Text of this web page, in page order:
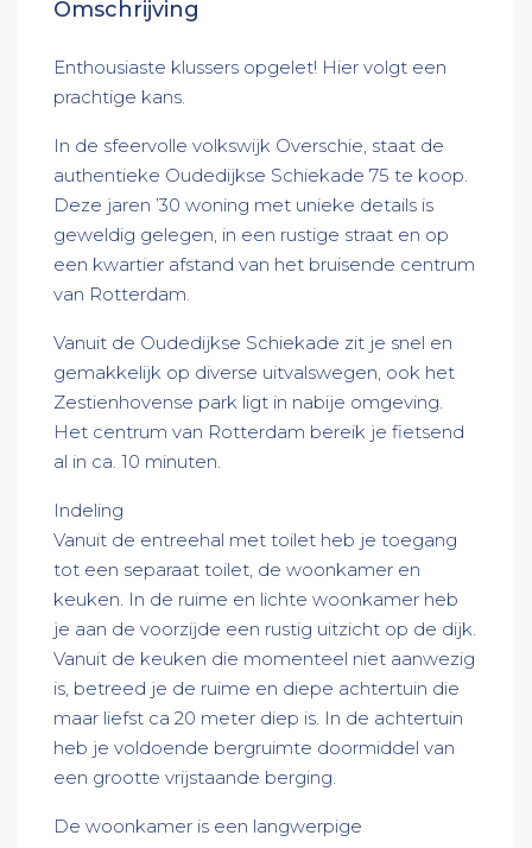
Omschrijving
Enthousiaste klussers opgelet! Hier volgt een
prachtige kans.
In de sfeervolle volkswijk Overschie, staat de
authentieke Oudedijkse Schiekade 75 te koop.
Deze jaren ’30 woning met unieke details is
geweldig gelegen, in een rustige straat en op
een kwartier afstand van het bruisende centrum
van Rotterdam.
Vanuit de Oudedijkse Schiekade zit je snel en
gemakkelijk op diverse uitvalswegen, ook het
Zestienhovense park ligt in nabije omgeving.
Het centrum van Rotterdam bereik je fietsend
al in ca. 10 minuten.
Indeling
Vanuit de entreehal met toilet heb je toegang
tot een separaat toilet, de woonkamer en
keuken. In de ruime en lichte woonkamer heb
je aan de voorzijde een rustig uitzicht op de dijk.
Vanuit de keuken die momenteel niet aanwezig
is, betreed je de ruime en diepe achtertuin die
maar liefst ca 20 meter diep is. In de achtertuin
heb je voldoende bergruimte doormiddel van
een grootte vrijstaande berging.
De woonkamer is een langwerpige